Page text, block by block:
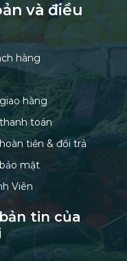
và điều
hàng
hàng
toán
tiền & đổi trả
mật
Viên
tin của